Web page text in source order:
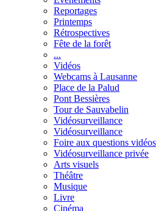
Reportages
Printemps
Rétrospectives
Fête de la forêt
...
Vidéos
Webcams à Lausanne
Place de la Palud
Pont Bessières
Tour de Sauvabelin
Vidéosurveillance
Vidéosurveillance
Foire aux questions
Vidéosurveillance privée
Arts visuels
Théâtre
Musique
Livre
Cinéma